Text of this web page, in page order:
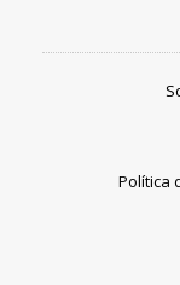
Política